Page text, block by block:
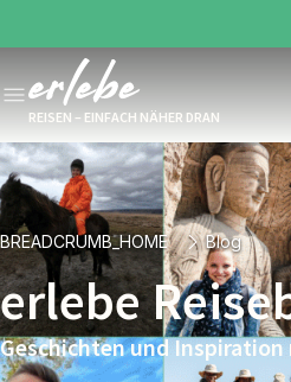
REISEN – EINFACH NÄHER DRAN
BREADCRUMB_HOME Blog
erlebe
Geschichten und Inspiration